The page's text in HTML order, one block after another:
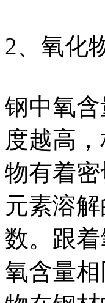
2、氧化
钢中氧
度越高
物有着
元素溶
数。跟
氧含量